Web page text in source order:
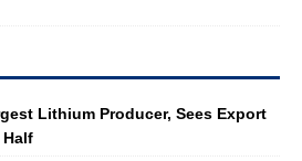
Lithium Producer, Sees Export
Half